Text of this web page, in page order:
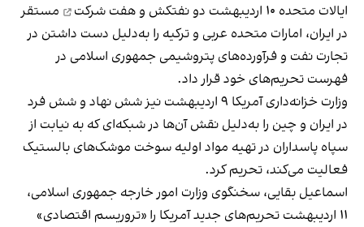
ایالات متحده ۱۰ اردیبهشت
دو نفتکش و هفت شرکت
مستقر
در ایران، امارات متحده عربی و ترکیه را به‌دلیل دست داشتن در
تجارت نفت و فرآورده‌های پتروشیمی جمهوری اسلامی در
فهرست تحریم‌های خود قرار داد.
وزارت خزانه‌داری آمریکا ۹ اردیبهشت نیز
شش نهاد و شش فرد
در ایران و چین را به‌دلیل نقش آن‌ها در شبکه‌ای که به نیابت از
سپاه پاسداران در تهیه مواد اولیه سوخت موشک‌های بالستیک
فعالیت می‌کند، تحریم کرد.
اسماعیل بقایی، سخنگوی وزارت امور خارجه جمهوری اسلامی،
۱۱ اردیبهشت تحریم‌های جدید آمریکا را «تروریسم اقتصادی»